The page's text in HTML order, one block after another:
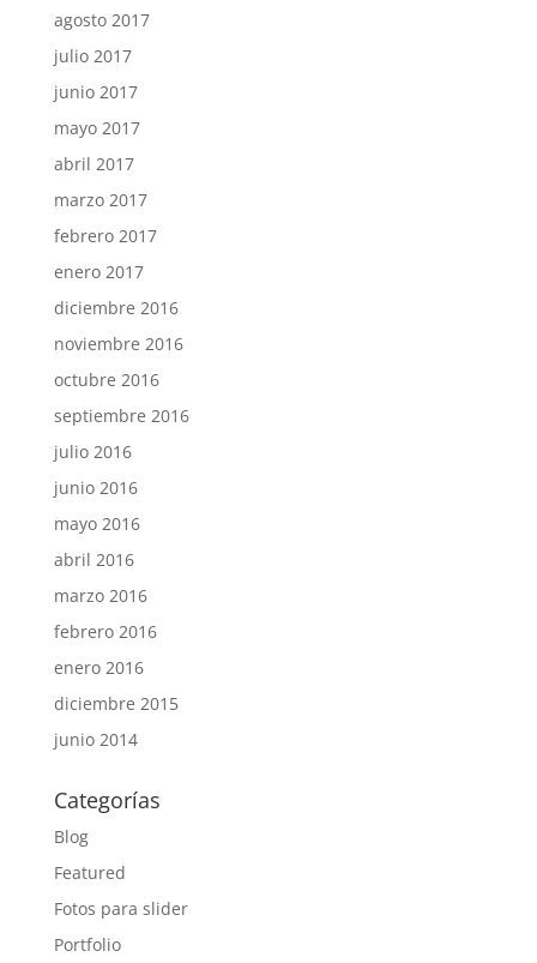
agosto 2017
julio 2017
junio 2017
mayo 2017
abril 2017
marzo 2017
febrero 2017
enero 2017
diciembre 2016
noviembre 2016
octubre 2016
septiembre 2016
julio 2016
junio 2016
mayo 2016
abril 2016
marzo 2016
febrero 2016
enero 2016
diciembre 2015
junio 2014
Categorías
Blog
Featured
Fotos para slider
Portfolio